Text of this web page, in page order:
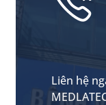
Liên hệ